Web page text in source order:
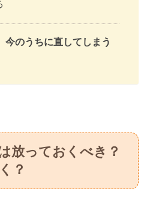
今のうちに直してしまう
放っておくべき？
？